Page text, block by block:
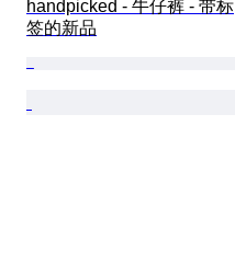
handpicked - 牛仔裤 - 带标
签的新品